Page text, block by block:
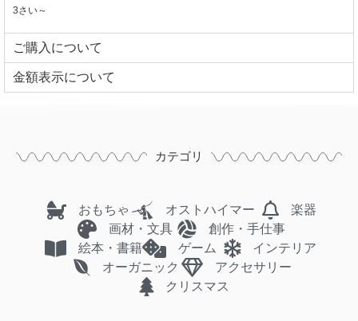
3さい～
ご購入について
⾦額表⽰について
カテゴリ
おもちゃ オストハイマー
楽器
画材・文具
創作・手仕事
絵本・書籍
ゲーム
インテリア
オーガニック
アクセサリー
クリスマス